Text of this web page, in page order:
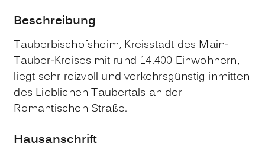
Beschreibung
Tauberbischofsheim, Kreisstadt des Main-
Tauber-Kreises mit rund 14.400 Einwohnern,
liegt sehr reizvoll und verkehrsgünstig inmitten
des Lieblichen Taubertals an der
Romantischen Straße.
Hausanschrift